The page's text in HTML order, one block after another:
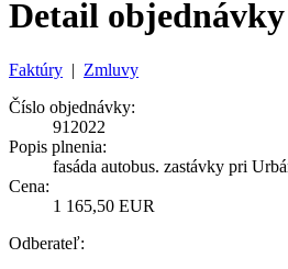
Detail objednávky
Faktúry | Zmluvy
Číslo objednávky:
912022
Popis plnenia:
fasáda autobus. zastávky pri
Cena:
1 165,50 EUR
Odberateľ: